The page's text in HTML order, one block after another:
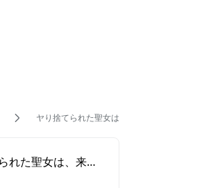
ヤり捨てられた聖女は、来世では溺愛拒否す
ヤり捨てられた聖女は、来世では溺愛拒否することを誓います【フルカラー電子単行本版】(3)